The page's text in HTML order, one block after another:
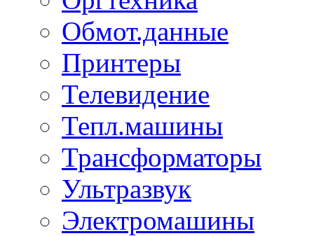
Обмот.данные
Принтеры
Телевидение
Тепл.машины
Трансформаторы
Ультразвук
Электромашины